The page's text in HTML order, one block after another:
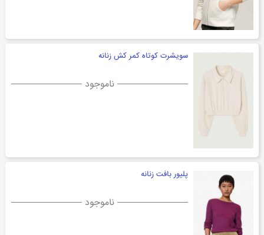
سویشرت کوتاه کمر کش زنانه
ناموجود
پلیور بافت زنانه
ناموجود